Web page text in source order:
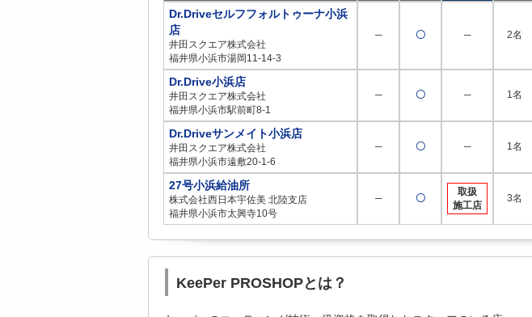
Dr.Driveセルフフォルトゥーナ小浜
店
井田スクエア株式会社
福井県小浜市湯岡11-14-3
─ 〇 ─ 2名
Dr.Drive小浜店
井田スクエア株式会社
福井県小浜市駅前町8-1
─ 〇 ─ 1名
Dr.Driveサンメイト小浜店
井田スクエア株式会社
福井県小浜市遠敷20-1-6
─ 〇 ─ 1名
27号小浜給油所
株式会社西日本宇佐美 北陸支店
福井県小浜市太興寺10号
─ 〇
取扱
施工店
3名
KeePer PROSHOPとは？